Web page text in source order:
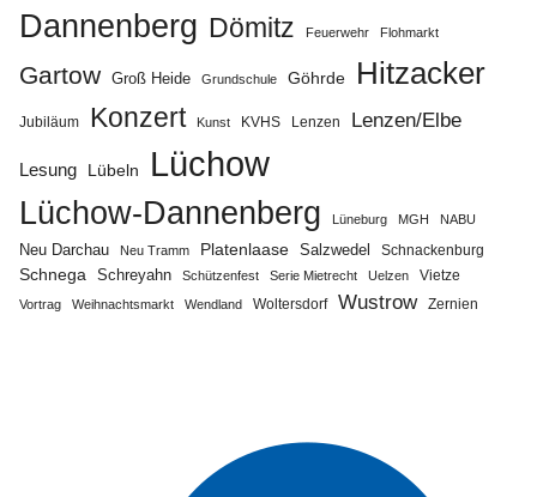
Dannenberg Dömitz Feuerwehr Flohmarkt
Gartow Groß Heide Grundschule Göhrde Hitzacker
Jubiläum Konzert Kunst KVHS Lenzen Lenzen/Elbe
Lesung Lübeln Lüchow
Lüchow-Dannenberg Lüneburg MGH NABU
Neu Darchau Neu Tramm Platenlaase Salzwedel Schnackenburg
Schnega Schreyahn Schützenfest Serie Mietrecht Uelzen Vietze
Vortrag Weihnachtsmarkt Wendland Woltersdorf Wustrow Zernien